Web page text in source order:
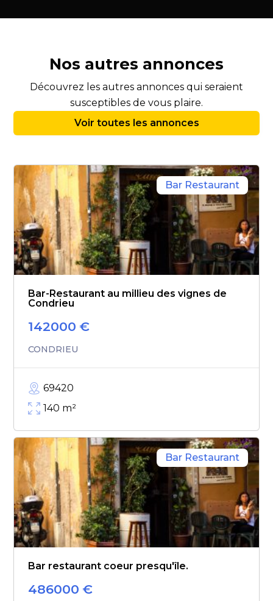
Nos autres annonces
Découvrez les autres annonces qui seraient
susceptibles de vous plaire.
Voir toutes les annonces
Bar Restaurant
Bar-Restaurant au millieu des vignes de
Condrieu
142000 €
CONDRIEU
69420
140 m²
Bar Restaurant
Bar restaurant coeur presqu'île.
486000 €